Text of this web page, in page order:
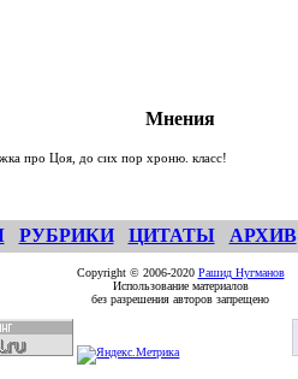
Мнения
про Цоя, до сих пор хроню. класс!
РУБРИКИ ЦИТАТЫ АРХИВ
Copyright © 2006-2020 Рашид Нугманов
Использование материалов
без разрешения авторов запрещено